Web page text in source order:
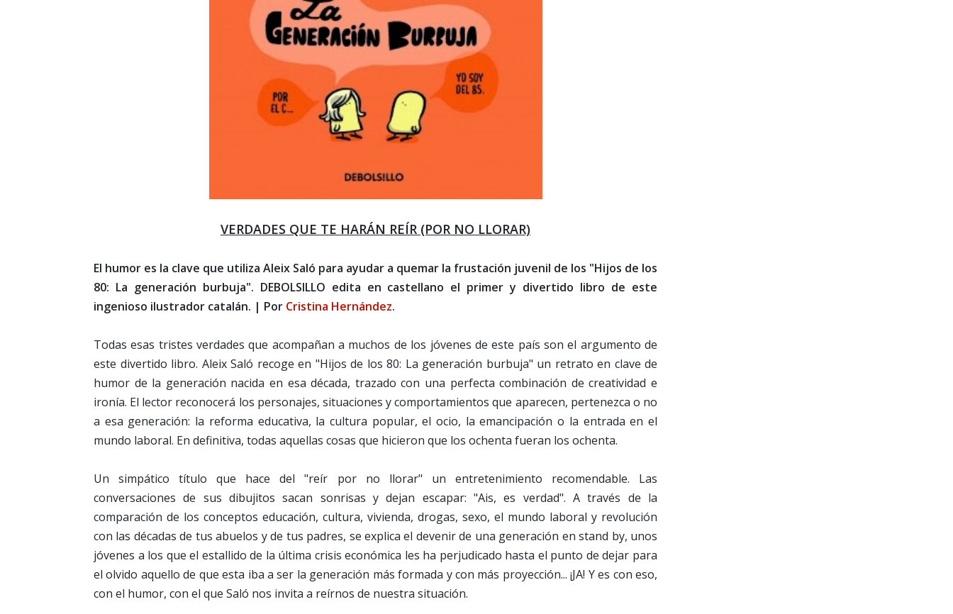
VERDADES QUE TE HARÁN REÍR (POR NO LLORAR)
El humor es la clave que utiliza Aleix Saló para ayudar a quemar la frustación juvenil de los "Hijos de los
80: La generación burbuja". DEBOLSILLO edita en castellano el primer y divertido libro de este
ingenioso ilustrador catalán. | Por Cristina Hernández.
Todas esas tristes verdades que acompañan a muchos de los jóvenes de este país son el argumento de
este divertido libro. Aleix Saló recoge en "Hijos de los 80: La generación burbuja" un retrato en clave de
humor de la generación nacida en esa década, trazado con una perfecta combinación de creatividad e
ironía. El lector reconocerá los personajes, situaciones y comportamientos que aparecen, pertenezca o no
a esa generación: la reforma educativa, la cultura popular, el ocio, la emancipación o la entrada en el
mundo laboral. En definitiva, todas aquellas cosas que hicieron que los ochenta fueran los ochenta.
Un simpático título que hace del "reír por no llorar" un entretenimiento recomendable. Las
conversaciones de sus dibujitos sacan sonrisas y dejan escapar: "Ais, es verdad". A través de la
comparación de los conceptos educación, cultura, vivienda, drogas, sexo, el mundo laboral y revolución
con las décadas de tus abuelos y de tus padres, se explica el devenir de una generación en stand by, unos
jóvenes a los que el estallido de la última crisis económica les ha perjudicado hasta el punto de dejar para
el olvido aquello de que esta iba a ser la generación más formada y con más proyección... ¡JA! Y es con eso,
con el humor, con el que Saló nos invita a reírnos de nuestra situación.